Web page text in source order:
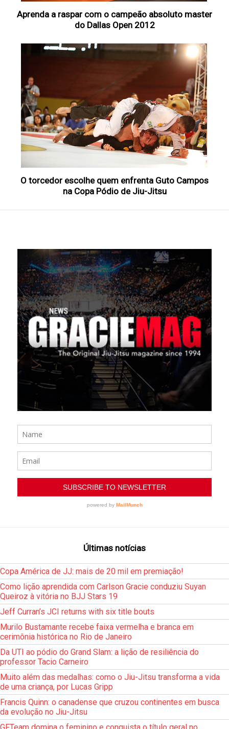
Aprenda a raspar com o campeão absoluto master
do Dallas Open 2012
O torcedor escolhe quem enfrenta Guto Campos
na Copa Pódio de Jiu-Jitsu
Últimas notícias
Copa América de JJ: mais de 20 mil em premiação!
Como lição aprendida com Carlson Gracie conduziu Suyan
Queiroz à vitória no BJJ Stars 19
Jeff Curran’s JCI returns with six title bouts
Murilo Bustamante recebe faixa vermelha e branca em
cerimônia histórica no Rio de Janeiro
Da UTI ao pódio do Grand Slam: a lição de resiliência do
professor Tacio Carneiro
Muito além das medalhas: como o Jiu-Jitsu transforma a vida
de uma criança, por Lucas Gripp
Francis Quinn: o canadense que cruzou continentes em busca
da evolução no Jiu-Jitsu